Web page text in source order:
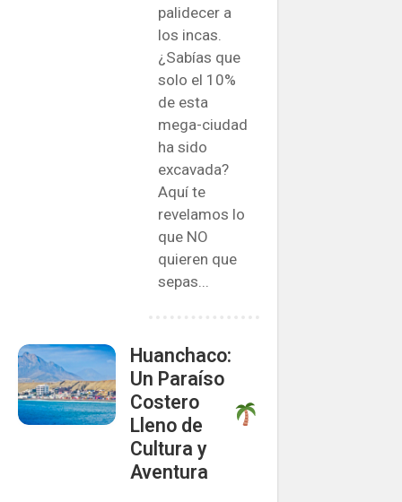
palidecer a
los incas.
¿Sabías que
solo el 10%
de esta
mega-ciudad
ha sido
excavada?
Aquí te
revelamos lo
que NO
quieren que
sepas...
Huanchaco:
Un Paraíso
Costero
Lleno de
Cultura y
Aventura